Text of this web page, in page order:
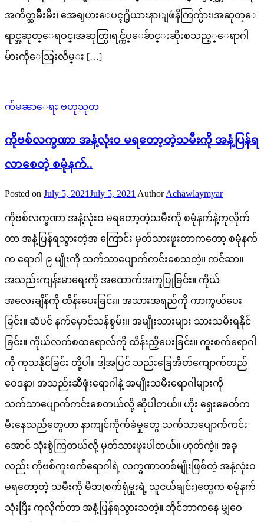
အက်ိတ္အမ်ိဳးမ်ိဴး၊ အေရျပားေပၚ႐ွိယားနာ၊ျဖဴနီကြက္မ်ား၊အဆုတ္ေ
ရာင္အဆုတ္ေရဝင္၊အဆုတ္ပြ၊ရင္က်ပ္ေခ်ာင္းဆိုးစသည့္ေရာဂါ
မ်ားကိုေသြးလိမ္း […]
က်မၼာေရး ဗဟုသုတ
ကိုဗစ်လက္ခဏာ အနံ့လုံးဝ မရတော့တဲ့သမီးကို အနံ့ပြန်ရ
လာစေတဲ့ စမုံနက်..
Posted on July 5, 2021July 5, 2021 Author Achawlaymyar
ကိုဗစ်လက္ခဏာ အနံ့လုံးဝ မရတော့တဲ့သမီးကို စမုံနက်နဲ့ကုလိုက်
တာ အနံ့ပြန်ရသွားတဲ့အ ကြောင်း မှတ်သားဖူးတာကတော့ စမုံနက်
က ရောဂါ ၉ မျိုးကို သက်သာပျောက်ကင်းစေသတဲ့။ ကင်ဆာ။
အသည်းကျန်းမာရေးကို အထောက်အကူပြုခြင်း။ ကိုယ်
အလေးချိန်ကို ထိန်းပေးခြင်း။ အသားအရည်ကို ကာကွယ်ပေး
ခြင်း။ ဆံပင် နက်မှောင်သန်စွမ်း။ အမျိုးသားများ သားသမီးရနိုင်
ခြင်း။ ကိုယ်လက်စထရောလ်ကို ထိန်းညှိပေးခြင်း။ ကူးစက်ရောဂါ
ကို ကုသနိုင်ခြင်း တို့ပါ။ ဒါ့အပြင် သည်းခြေအိတ်ကျောက်တည်
ဝေဒနာ၊ အသည်းဆီဖုံးရောဂါနဲ့ အမျိုးသမီးရောဂါများကို
သက်သာပျောက်ကင်းစေတယ်လို့ ဆိုပါတယ်။ ဟိုး ရှေးခေတ်က
မီးနေသည်တွေဟာ နာကျင်ကိုက်ခဲမှုတွေ သက်သာပျောက်ကင်း
အောင် သုံးစွဲကြတယ်လို့ မှတ်သားဖူးပါတယ်။ ဟုတ်ကဲ့။ အခု
လည်း ကိုဗစ်ကူးစက်ရောဂါရဲ့ လက္ခဏာတစ်မျိုးဖြစ်တဲ့ အနံ့လုံးဝ
မရတော့တဲ့ သမီးကို မိဘ(စက်ရုံမှူးရဲ့ သူငယ်ချင်း)တွေက စမုံနက်
သုံးပြီး ကုလိုက်တာ အနံ့ပြန်ရသွားသတဲ့။ ဘိုင်ဘာကနေ မျှဝေ